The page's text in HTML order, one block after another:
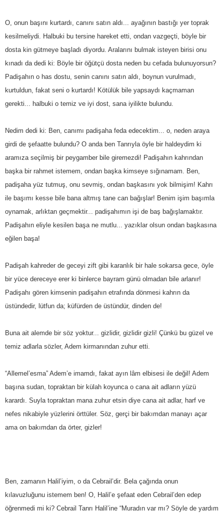
O, onun başını kurtardı, canını satın aldı... ayağının bastığı yer toprak
kesilmeliydi. Halbuki bu tersine hareket etti, ondan vazgeçti, böyle bir
dosta kin gütmeye başladı diyordu. Aralarını bulmak isteyen birisi onu
kınadı da dedi ki: Böyle bir öğütçü dosta neden bu cefada bulunuyorsun?
Padişahın o has dostu, senin canını satın aldı, boynun vurulmadı,
kurtuldun, fakat seni o kurtardı! Kötülük bile yapsaydı kaçmaman
gerekti... halbuki o temiz ve iyi dost, sana iyilikte bulundu.
Nedim dedi ki: Ben, canımı padişaha feda edecektim... o, neden araya
girdi de şefaatte bulundu? O anda ben Tanrıyla öyle bir haldeydim ki
aramıza seçilmiş bir peygamber bile giremezdi! Padişahın kahrından
başka bir rahmet istemem, ondan başka kimseye sığınamam. Ben,
padişaha yüz tutmuş, onu sevmiş, ondan başkasını yok bilmişim! Kahrı
ile başımı kesse bile bana altmış tane can bağışlar! Benim işim başımla
oynamak, arlıktan geçmektir... padişahımın işi de baş bağışlamaktır.
Padişahın eliyle kesilen başa ne mutlu... yazıklar olsun ondan başkasına
eğilen başa!
Padişah kahreder de geceyi zift gibi karanlık bir hale sokarsa gece, öyle
bir yüce dereceye erer ki binlerce bayram günü olmadan bile arlanır!
Padişahı gören kimsenin padişahın etrafında dönmesi kahrın da
üstündedir, lütfun da; küfürden de üstündür, dinden de!
Buna ait alemde bir söz yoktur... gizlidir, gizlidir gizli! Çünkü bu güzel ve
temiz adlarla sözler, Adem kirmanından zuhur etti.
“Allemel’esma” Adem’e imamdı, fakat ayın lâm elbisesi ile değil! Adem
başına sudan, topraktan bir külah koyunca o cana ait adların yüzü
karardı. Suyla topraktan mana zuhur etsin diye cana ait adlar, harf ve
nefes nikabiyle yüzlerini örttüler. Söz, gerçi bir bakımdan manayı açar
ama on bakımdan da örter, gizler!
Ben, zamanın Halil’iyim, o da Cebrail’dir. Bela çağında onun
kılavuzluğunu istemem ben! O, Halil’e şefaat eden Cebrail’den edep
öğrenmedi mi ki? Cebrail Tanrı Halil’ine “Muradın var mı? Söyle de yardım